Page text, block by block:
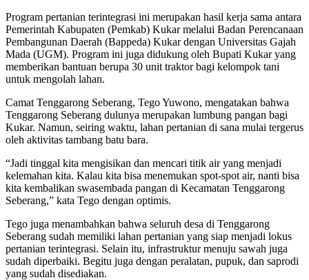
Program pertanian terintegrasi ini merupakan hasil kerja sama antara
Pemerintah Kabupaten (Pemkab) Kukar melalui Badan Perencanaan
Pembangunan Daerah (Bappeda) Kukar dengan Universitas Gajah
Mada (UGM). Program ini juga didukung oleh Bupati Kukar yang
memberikan bantuan berupa 30 unit traktor bagi kelompok tani
untuk mengolah lahan.
Camat Tenggarong Seberang, Tego Yuwono, mengatakan bahwa
Tenggarong Seberang dulunya merupakan lumbung pangan bagi
Kukar. Namun, seiring waktu, lahan pertanian di sana mulai tergerus
oleh aktivitas tambang batu bara.
“Jadi tinggal kita mengisikan dan mencari titik air yang menjadi
kelemahan kita. Kalau kita bisa menemukan spot-spot air, nanti bisa
kita kembalikan swasembada pangan di Kecamatan Tenggarong
Seberang,” kata Tego dengan optimis.
Tego juga menambahkan bahwa seluruh desa di Tenggarong
Seberang sudah memiliki lahan pertanian yang siap menjadi lokus
pertanian terintegrasi. Selain itu, infrastruktur menuju sawah juga
sudah diperbaiki. Begitu juga dengan peralatan, pupuk, dan saprodi
yang sudah disediakan.